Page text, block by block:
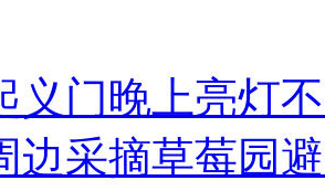
义门晚上亮灯
边采摘草莓园